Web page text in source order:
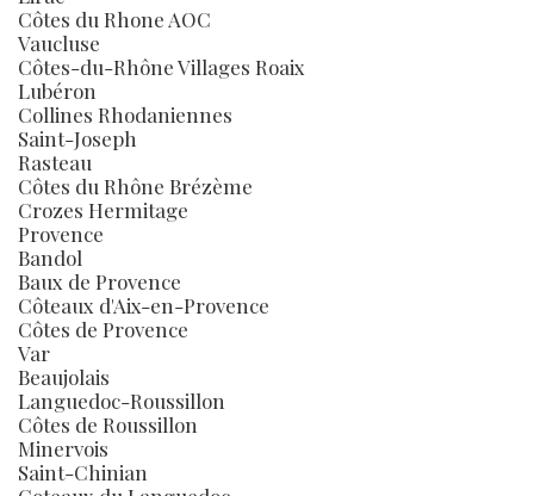
Côtes du Rhone AOC
Vaucluse
Côtes-du-Rhône Villages Roaix
Lubéron
Collines Rhodaniennes
Saint-Joseph
Rasteau
Côtes du Rhône Brézème
Crozes Hermitage
Provence
Bandol
Baux de Provence
Côteaux d'Aix-en-Provence
Côtes de Provence
Var
Beaujolais
Languedoc-Roussillon
Côtes de Roussillon
Minervois
Saint-Chinian